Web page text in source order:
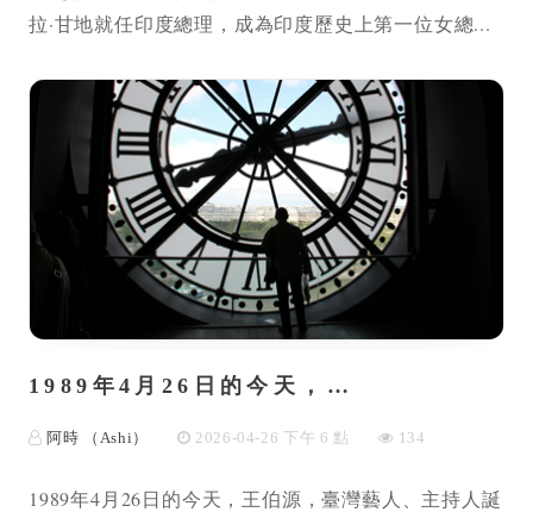
拉·甘地就任印度總理，成為印度歷史上第一位女總...
1989年4月26日的今天，…
阿時 （Ashi） 2026-04-26 下午 6 點 134
1989年4月26日的今天，王伯源，臺灣藝人、主持人誕